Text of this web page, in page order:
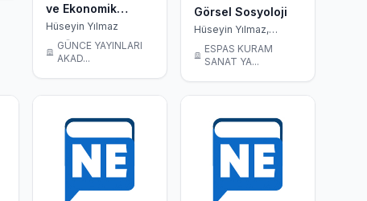
ve Ekonomik
Büyüme
Hüseyin Yılmaz
GÜNCE YAYINLARI
AKAD...
Görsel Sosyoloji
Hüseyin Yılmaz,
Douglas Harper
ESPAS KURAM
SANAT YA...